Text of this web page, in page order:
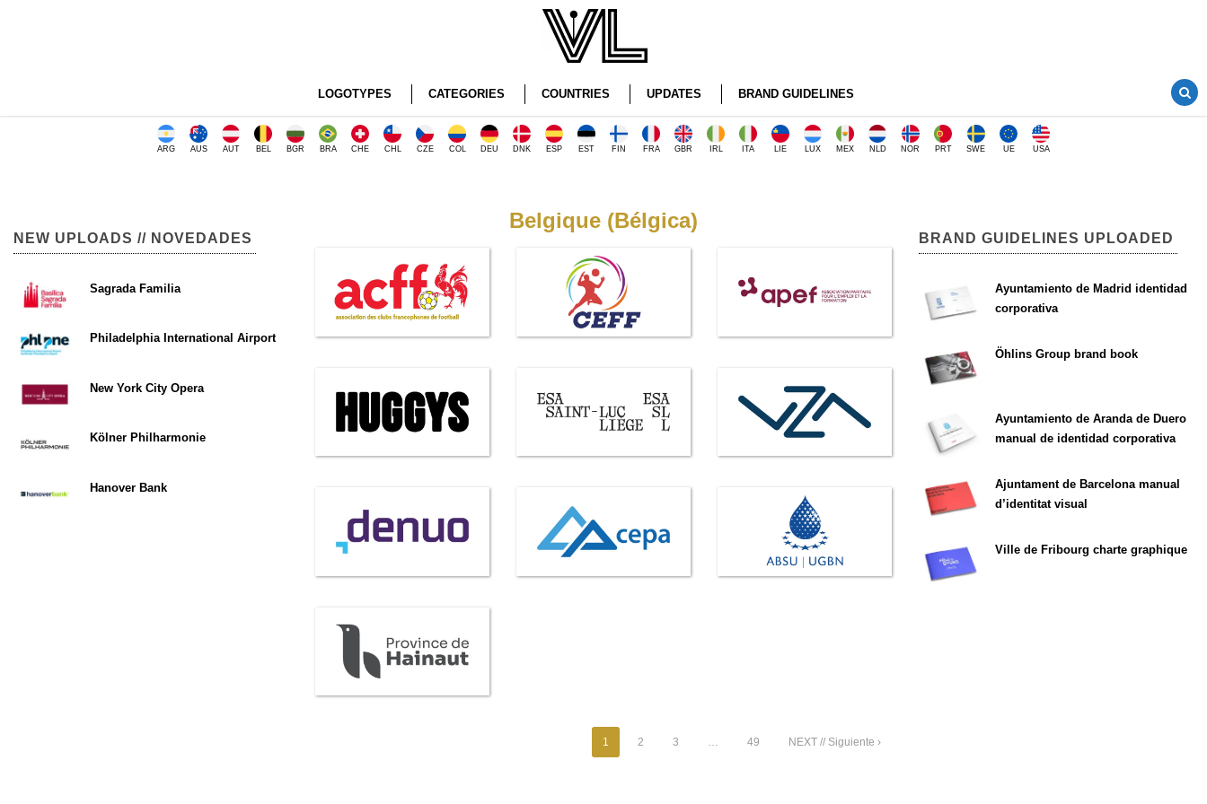
LOGOTYPES CATEGORIES COUNTRIES UPDATES BRAND GUIDELINES
ARG AUS AUT BEL BGR BRA CHE CHL CZE COL DEU DNK ESP EST FIN FRA GBR IRL ITA LIE LUX MEX NLD NOR PRT SWE UE USA
Belgique (Bélgica)
1 2 3 … 49 NEXT // Siguiente ›
NEW UPLOADS // NOVEDADES
Sagrada Familia
Philadelphia International Airport
New York City Opera
Kölner Philharmonie
Hanover Bank
BRAND GUIDELINES UPLOADED
Ayuntamiento de Madrid identidad
corporativa
Öhlins Group brand book
Ayuntamiento de Aranda de Duero
manual de identidad corporativa
Ajuntament de Barcelona manual
d’identitat visual
Ville de Fribourg charte graphique